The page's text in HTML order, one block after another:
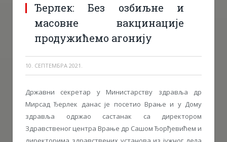
Ђерлек: Без озбиљне и
масовне вакцинације
продужићемо агонију
10. СЕПТЕМБРА 2021.
Државни секретар у Министарству здравља др
Мирсад Ђерлек данас је посетио Врање и у Дому
здравља одржао састанак са директором
Здравственог центра Врање др Сашом Ђорђевићем и